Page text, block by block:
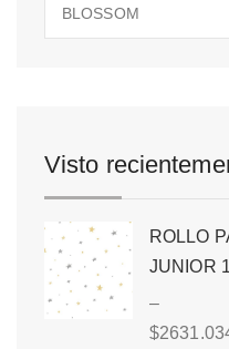
BLOSSOM
Visto
ROLLO
JUNIOR
–
$